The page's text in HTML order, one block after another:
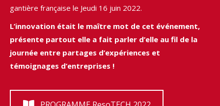
gantière française le Jeudi 16 juin 2022.
L’innovation était le maître mot de cet événement,
présente partout elle a fait parler d’elle au fil de la
journée entre partages d’expériences et
témoignages d’entreprises !